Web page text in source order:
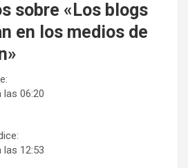
sobre « Los blogs
en los medios de
»
06:20
12:53